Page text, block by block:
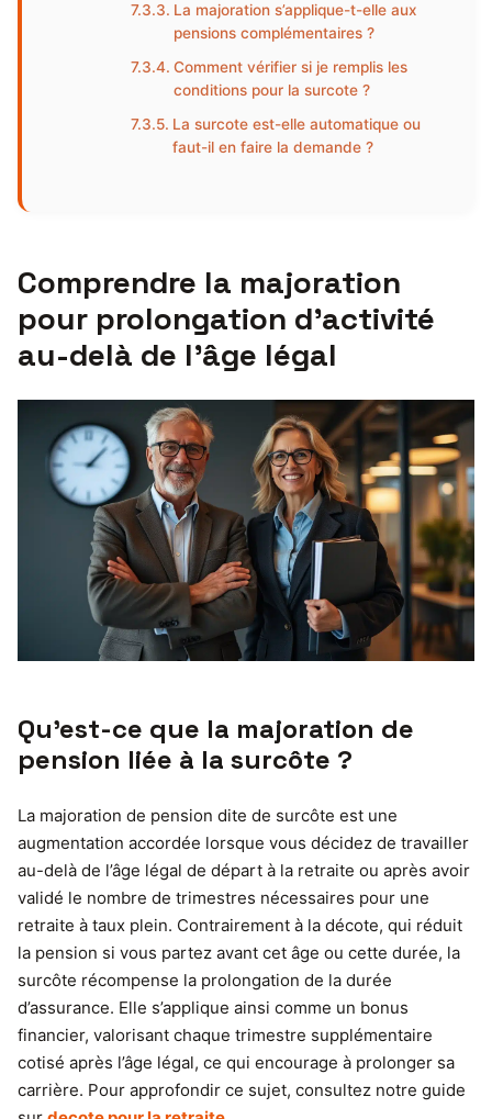
La majoration s’applique-t-elle aux
pensions complémentaires ?
Comment vérifier si je remplis les
conditions pour la surcote ?
La surcote est-elle automatique ou
faut-il en faire la demande ?
Comprendre la majoration
pour prolongation d’activité
au-delà de l’âge légal
Qu’est-ce que la majoration de
pension liée à la surcôte ?
La majoration de pension dite de surcôte est une
augmentation accordée lorsque vous décidez de travailler
au-delà de l’âge légal de départ à la retraite ou après avoir
validé le nombre de trimestres nécessaires pour une
retraite à taux plein. Contrairement à la décote, qui réduit
la pension si vous partez avant cet âge ou cette durée, la
surcôte récompense la prolongation de la durée
d’assurance. Elle s’applique ainsi comme un bonus
financier, valorisant chaque trimestre supplémentaire
cotisé après l’âge légal, ce qui encourage à prolonger sa
carrière. Pour approfondir ce sujet, consultez notre guide